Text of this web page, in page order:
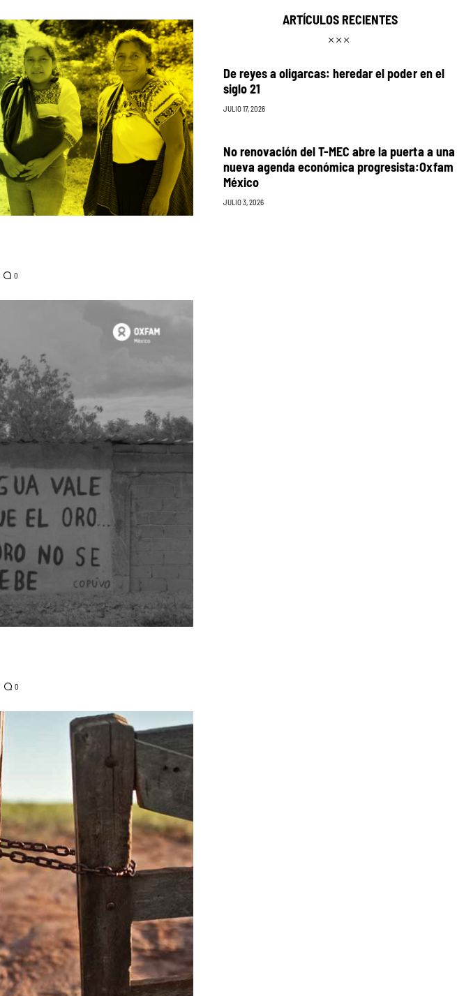
0
0
ARTÍCULOS RECIENTES
De reyes a oligarcas: heredar el poder en el
siglo 21
JULIO 17, 2026
No renovación del T-MEC abre la puerta a una
nueva agenda económica progresista:Oxfam
México
JULIO 3, 2026